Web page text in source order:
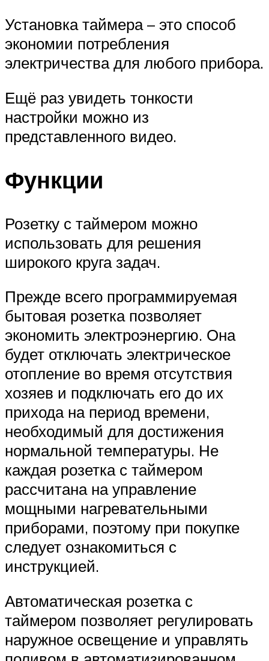
Установка таймера – это способ
экономии потребления
электричества для любого прибора.
Ещё раз увидеть тонкости
настройки можно из
представленного видео.
Функции
Розетку с таймером можно
использовать для решения
широкого круга задач.
Прежде всего программируемая
бытовая розетка позволяет
экономить электроэнергию. Она
будет отключать электрическое
отопление во время отсутствия
хозяев и подключать его до их
прихода на период времени,
необходимый для достижения
нормальной температуры. Не
каждая розетка с таймером
рассчитана на управление
мощными нагревательными
приборами, поэтому при покупке
следует ознакомиться с
инструкцией.
Автоматическая розетка с
таймером позволяет регулировать
наружное освещение и управлять